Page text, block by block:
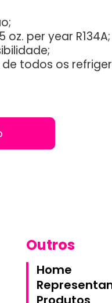
oz. per year R134A;
todos os
Outros
Home